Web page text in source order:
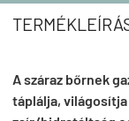
A száraz bőrnek
táplálja,